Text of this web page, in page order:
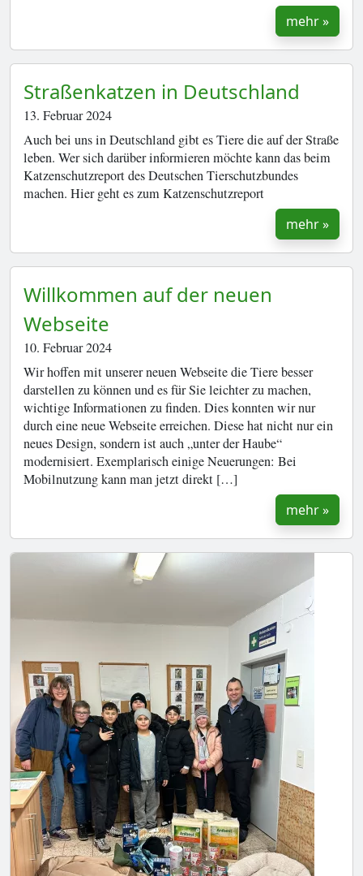
mehr »
Straßenkatzen in Deutschland
13. Februar 2024
Auch bei uns in Deutschland gibt es Tiere die auf der Straße
leben. Wer sich darüber informieren möchte kann das beim
Katzenschutzreport des Deutschen Tierschutzbundes
machen. Hier geht es zum Katzenschutzreport
mehr »
Willkommen auf der neuen
Webseite
10. Februar 2024
Wir hoffen mit unserer neuen Webseite die Tiere besser
darstellen zu können und es für Sie leichter zu machen,
wichtige Informationen zu finden. Dies konnten wir nur
durch eine neue Webseite erreichen. Diese hat nicht nur ein
neues Design, sondern ist auch „unter der Haube“
modernisiert. Exemplarisch einige Neuerungen: Bei
Mobilnutzung kann man jetzt direkt […]
mehr »